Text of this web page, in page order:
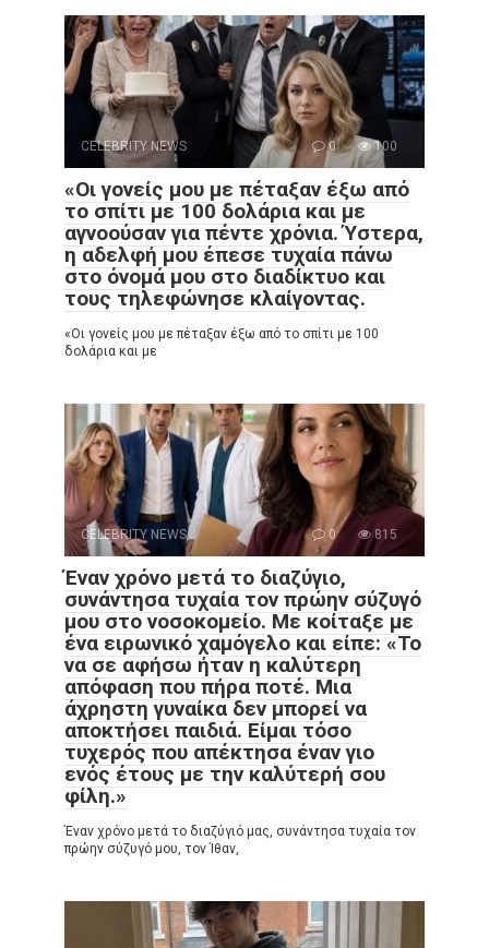
CELEBRITY NEWS 0 100
«Οι γονείς μου με πέταξαν έξω από
το σπίτι με 100 δολάρια και με
αγνοούσαν για πέντε χρόνια. Ύστερα,
η αδελφή μου έπεσε τυχαία πάνω
στο όνομά μου στο διαδίκτυο και
τους τηλεφώνησε κλαίγοντας.
«Οι γονείς μου με πέταξαν έξω από το σπίτι με 100
δολάρια και με
CELEBRITY NEWS 0 815
Έναν χρόνο μετά το διαζύγιο,
συνάντησα τυχαία τον πρώην σύζυγό
μου στο νοσοκομείο. Με κοίταξε με
ένα ειρωνικό χαμόγελο και είπε: «Το
να σε αφήσω ήταν η καλύτερη
απόφαση που πήρα ποτέ. Μια
άχρηστη γυναίκα δεν μπορεί να
αποκτήσει παιδιά. Είμαι τόσο
τυχερός που απέκτησα έναν γιο
ενός έτους με την καλύτερή σου
φίλη.»
Έναν χρόνο μετά το διαζύγιό μας, συνάντησα τυχαία τον
πρώην σύζυγό μου, τον Ίθαν,